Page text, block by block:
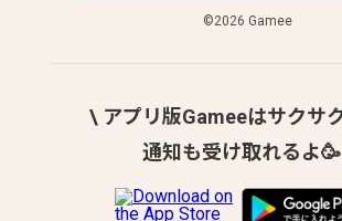
©︎2026 Gamee
\ アプリ版Gameeはサクサ
通知も受け取れるよ